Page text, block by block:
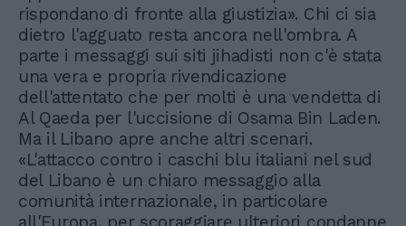
rispondano di fronte alla giustizia». Chi ci sia
dietro l'agguato resta ancora nell'ombra. A
parte i messaggi sui siti jihadisti non c'è stata
una vera e propria rivendicazione
dell'attentato che per molti è una vendetta di
Al Qaeda per l'uccisione di Osama Bin Laden.
Ma il Libano apre anche altri scenari.
«L'attacco contro i caschi blu italiani nel sud
del Libano è un chiaro messaggio alla
comunità internazionale, in particolare
all'Europa, per scoraggiare ulteriori condanne